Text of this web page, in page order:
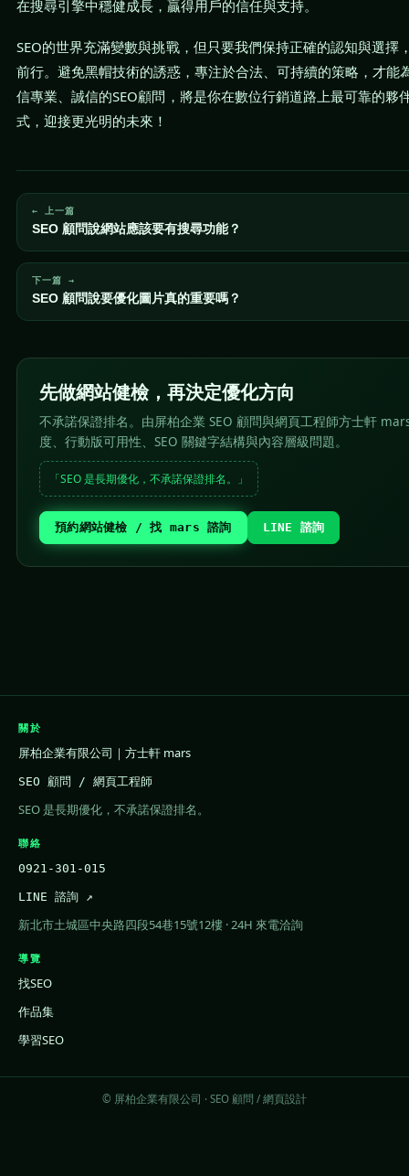
在搜尋引擎中穩健成長，贏得用戶的信任與支持。
SEO的世界充滿變數與挑戰，但只要我們保持正確的認知與選擇
前行。避免黑帽技術的誘惑，專注於合法、可持續的策略，才能
信專業、誠信的SEO顧問，將是你在數位行銷道路上最可靠的夥
式，迎接更光明的未來！
← 上一篇
SEO 顧問說網站應該要有搜尋功能？
下一篇 →
SEO 顧問說要優化圖片真的重要嗎？
先做網站健檢，再決定優化方向
不承諾保證排名。由屏柏企業 SEO 顧問與網頁工程師方士軒
度、行動版可用性、SEO 關鍵字結構與內容層級問題。
「SEO 是長期優化，不承諾保證排名。」
預約網站健檢 / 找 mars 諮詢 LINE 諮詢
關於
屏柏企業有限公司｜方士軒 mars
SEO 顧問 / 網頁工程師
SEO 是長期優化，不承諾保證排名。
聯絡
0921-301-015
LINE 諮詢 ↗
新北市土城區中央路四段54巷15號12樓 · 24H 來電洽詢
導覽
找SEO
作品集
學習SEO
© 屏柏企業有限公司 · SEO 顧問 / 網頁設計